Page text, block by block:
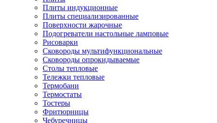
Плиты индукционные
Плиты специализированные
Поверхности жарочные
Подогреватели настольные ламповые
Рисоварки
Сковороды мультифункциональные
Сковороды опрокидываемые
Столы тепловые
Тележки тепловые
Термобани
Термостаты
Тостеры
Фритюрницы
Чебуречницы